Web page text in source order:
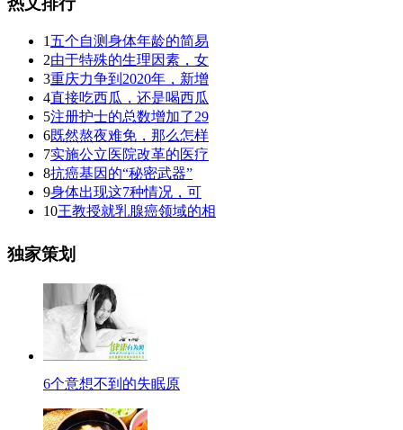
1 五个自测身体年龄的简易
2由于特殊的生理因素，女
3重庆力争到2020年，新增
4直接吃西瓜，还是喝西瓜
5注册护士的总数增加了29
6既然熬夜难免，那么怎样
7实施公立医院改革的医疗
8抗癌基因的“秘密武器”
9身体出现这7种情况，可
10王教授就乳腺癌领域的相
独家策划
6个意想不到的失眠原